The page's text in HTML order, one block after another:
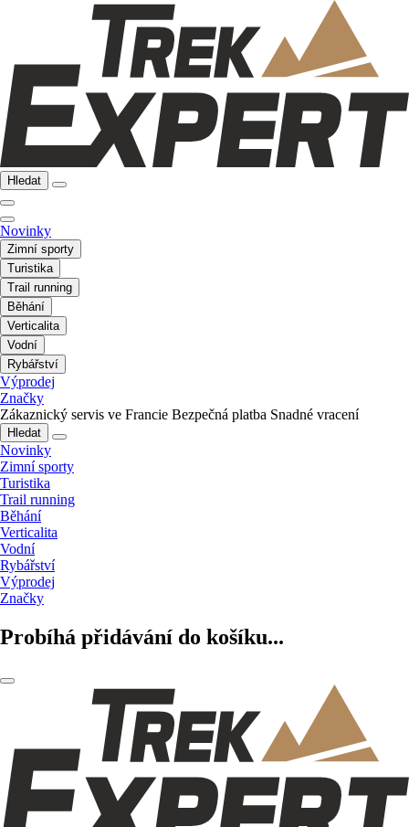
Hledat
Novinky
Zimní sporty
Turistika
Trail running
Běhání
Verticalita
Vodní
Rybářství
Výprodej
Značky
Zákaznický servis ve Francie Bezpečná platba Snadné vracení
Hledat
Novinky
Zimní sporty
Turistika
Trail running
Běhání
Verticalita
Vodní
Rybářství
Výprodej
Značky
Probíhá přidávání do košíku...